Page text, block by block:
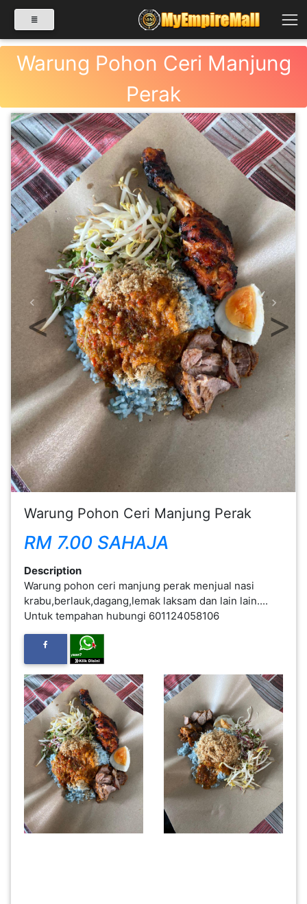
Warung Pohon Ceri Manjung
Perak
Previous Next
Warung Pohon Ceri Manjung Perak
RM 7.00 SAHAJA
Description
Warung pohon ceri manjung perak menjual nasi
krabu,berlauk,dagang,lemak laksam dan lain lain....
Untuk tempahan hubungi 601124058106
PRODUK(0)
BABIES(0)
KESIHATAN(80)
PERNIAGAAN
RUNCIT(1)
FESYEN
WANITA(0)
KECANTIKAN(7)
FESYEN
LELAKI(0)
MINYAK
WANGI(8)
PENDIDIKAN(19)
DERMA
DAN
TUDUNG(0)
ARTIKEL(14)
PEMBORONG(2)
PRODUK
DIGITAL(29)